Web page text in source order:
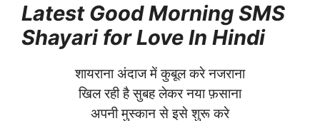
Latest Good Morning SMS
Shayari for Love In Hindi
शायराना अंदाज में कुबूल करे नजराना
खिल रही है सुबह लेकर नया फ़साना
अपनी मुस्कान से इसे शुरू करे